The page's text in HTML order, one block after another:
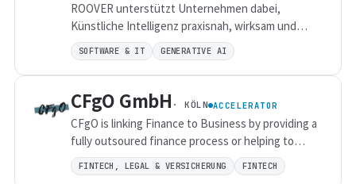
ROOVER unterstützt Unternehmen dabei,
Künstliche Intelligenz praxisnah, wirksam und
verantwortungsvoll in ihren Arbeitsalltag zu
integrieren. Als spezialisierte Beratung für KI-
Strategie, KI-Schulungen und digitale
Transformation begleitet ROOVER Organisationen
von der ersten Orientierung bis zur konkreten
Umsetzung von KI-Anwendungsfällen. Unser
Leistungsspektrum umfasst die Entwicklung
individueller KI-Strategien, die Identifikation und
SOFTWARE & IT GENERATIVE AI
CFgO GmbH · KÖLN ACCELERATOR
CFgO is linking Finance to Business by providing a
fully outsoured finance process or helping to
implement a digital finance process for SME and
Startups.
FINTECH, LEGAL & VERSICHERUNG FINTECH